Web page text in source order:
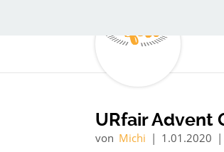
URfair Advent
von Michi | 1.01.2020 |